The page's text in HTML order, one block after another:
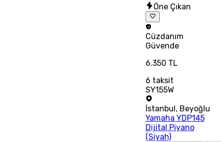
Öne Çıkan
Cüzdanım
Güvende
6.350 TL
6 taksit
SY155W
İstanbul, Beyoğlu
Yamaha YDP145
Dijital Piyano
(Siyah)